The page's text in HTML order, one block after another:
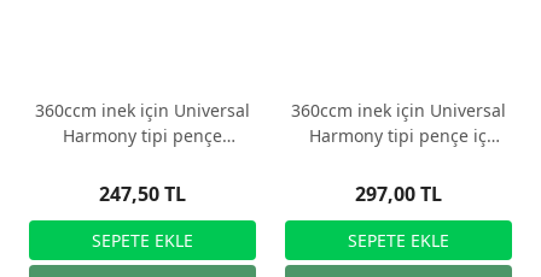
360ccm inek için Universal
Harmony tipi pençe
247,50 TL
360ccm inek için Universal
Harmony tipi pençe iç
297,00 TL